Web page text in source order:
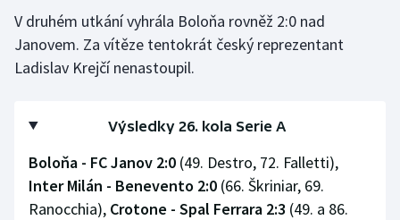
V druhém utkání vyhrála Boloňa rovněž 2:0 nad
Janovem. Za vítěze tentokrát český reprezentant
Ladislav Krejčí nenastoupil.
Výsledky 26. kola Serie A
Boloňa - FC Janov 2:0 (49. Destro, 72. Falletti),
Inter Milán - Benevento 2:0 (66. Škriniar, 69.
Ranocchia), Crotone - Spal Ferrara 2:3 (49. a 86.